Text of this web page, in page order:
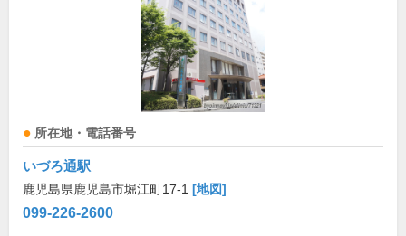
所在地・電話番号
いづろ通駅
鹿児島県鹿児島市堀江町17-1 [地図]
099-226-2600